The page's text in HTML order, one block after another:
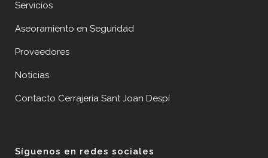
Servicios
Aseoramiento en Seguridad
Proveedores
Noticias
Contacto Cerrajería Sant Joan Despí
Síguenos en redes sociales